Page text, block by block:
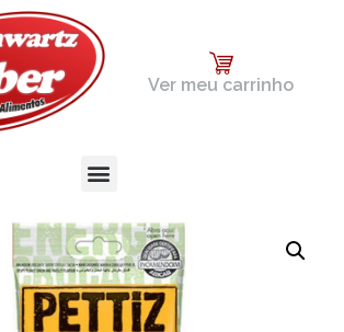
Ver meu carrinho